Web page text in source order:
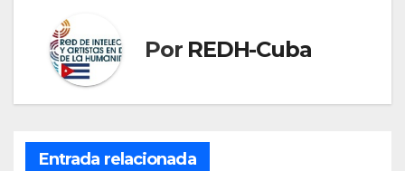
Por REDH-Cuba
Entrada relacionada